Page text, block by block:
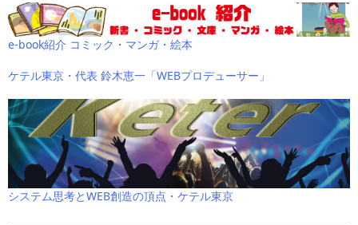
e-book紹介 コミック・マンガ・絵本
ケテル東京・代表 鈴木恵一「WEBプロデューサー」
システム思考とWEB創造の頂点・ケテル東京